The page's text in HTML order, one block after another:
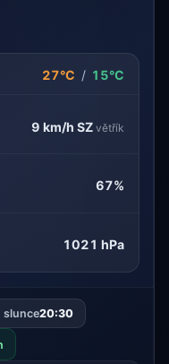
27°C / 15°C
9 km/h SZ větřík
67%
1021 hPa
slunce20:30